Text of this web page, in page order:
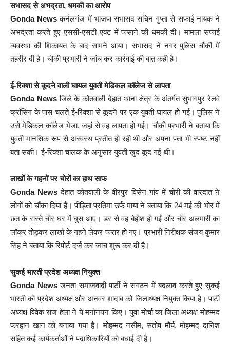
सभासद से अभद्रता, धमकी का आरोप
Gonda News कर्नलगंज में भाजपा सभासद सचिन गुप्ता से सफाई नायक ने
अभद्रता करते हुए एससी-एसटी एक्ट में फंसाने की धमकी दी। मामला सफाई
व्यवस्था की शिकायत के बाद सामने आया। सभासद ने नगर पुलिस चौकी में
तहरीर दी है। चौकी प्रभारी ने जांच कर कार्रवाई की बात कही है।
ई-रिक्शा से कूदने वाली घायल युवती मेडिकल कॉलेज से लापता
Gonda Newsजिले के कोतवाली देहात थाना क्षेत्र के अंतर्गत सुभागपुर रेलवे
क्रॉसिंग के पास चलते ई-रिक्शा से कूदने पर एक युवती घायल हो गई। पुलिस ने
उसे मेडिकल कॉलेज भेजा, जहां से वह लापता हो गई। चौकी प्रभारी ने बताया कि
युवती मानसिक रूप से अस्वस्थ प्रतीत हो रही थी और अपना पता भी स्पष्ट नहीं
बता सकी। ई-रिक्शा चालक के अनुसार युवती खुद कूद गई थी।
लाखों के गहनों पर चोरों का हाथ साफ
Gonda News देहात कोतवाली के वीरपुर विसेन गांव में चोरी की वारदात ने
लोगों को चौंका दिया है। पीड़िता प्रतिमा उर्फ माया ने बताया कि 24 मई की भोर में
छत के रास्ते चोर घर में घुस आए। डर से वह बेहोश हो गईं और चोर अलमारी का
लॉकर तोड़कर लाखों के गहने लेकर फरार हो गए। प्रभारी निरीक्षक संजय कुमार
सिंह ने बताया कि रिपोर्ट दर्ज कर जांच शुरू कर दी है।
सुकई भारती प्रदेश अध्यक्ष नियुक्त
Gonda Newsजनता समाजवादी पार्टी ने संगठन में बदलाव करते हुए सुकई
भारती को प्रदेश अध्यक्ष और अनवर शादाब को जिलाध्यक्ष नियुक्त किया है। पार्टी
अध्यक्ष विवेक राज हेला ने ये मनोनयन किए। युवा मोर्चा का जिला अध्यक्ष मोहम्मद
फरहान खान को बनाया गया है। मोहम्मद नसीम, संतोष मौर्य, मोहम्मद दानिश
सहित कई कार्यकर्ताओं ने पदाधिकारियों को बधाई दी है।